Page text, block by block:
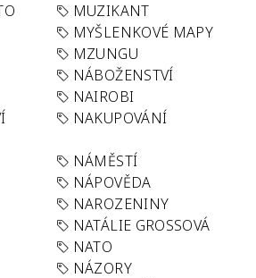
MUZIKANT
MYŠLENKOVÉ MAPY
MZUNGU
NÁBOŽENSTVÍ
NAIROBI
NAKUPOVÁNÍ
NÁMĚSTÍ
NÁPOVĚDA
NAROZENINY
NATÁLIE GROSSOVÁ
NATO
NÁZORY